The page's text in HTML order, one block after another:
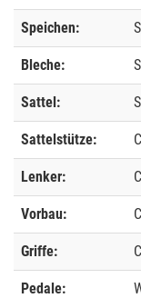
Speichen:
Bleche:
Sattel:
Sattelstütze:
Lenker:
Vorbau:
Griffe:
Pedale: